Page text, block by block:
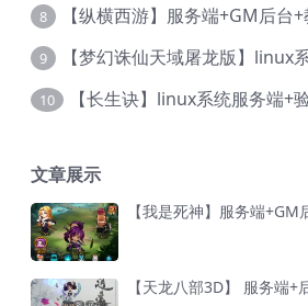
8 【纵横西游】服务端+GM后台
9
10
文章展示
【我是死神】服务端+GM
【天龙八部3D】 服务端+